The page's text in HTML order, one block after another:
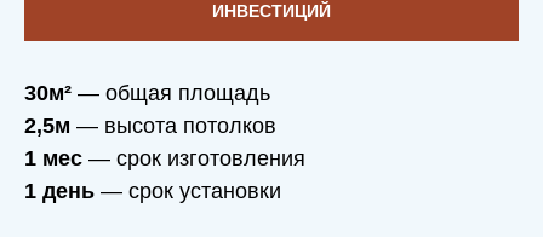
ИНВЕСТИЦИЙ
30м² — общая площадь
2,5м — высота потолков
1 мес — срок изготовления
1 день — срок установки